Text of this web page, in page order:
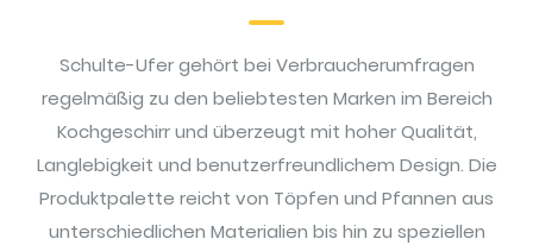
Schulte-Ufer gehört bei Verbraucherumfragen
regelmäßig zu den beliebtesten Marken im Bereich
Kochgeschirr und überzeugt mit hoher Qualität,
Langlebigkeit und benutzerfreundlichem Design. Die
Produktpalette reicht von Töpfen und Pfannen aus
unterschiedlichen Materialien bis hin zu speziellen